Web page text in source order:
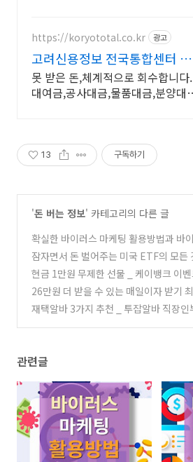
https://koryototal.co.kr 광고
고려신용정보 전국통합센터 전
지역 미수금 전문상담
못 받은 돈,체계적으로 회수합니다.
대여금,공사대금,물품대금,분양대
13 구독하기
'돈 버는 정보' 카테고리의 다른 글
확실한 바이러스 마케팅 활용방법과 바
팅과의 차이점 (23)
잠자면서 돈 벌어주는 미국 ETF의 모든
방법, 세금, 순위, 추천)
(41)
현금 1만원 무제한 선물 _ 케이뱅크 이
리 (27)
26만원 더 받을 수 있는 매일이자 받기
알아보기 _토스뱅크, 케이뱅크, 카카오
재택알바 3가지 추천 _ 투잡알바 직장인
관련글